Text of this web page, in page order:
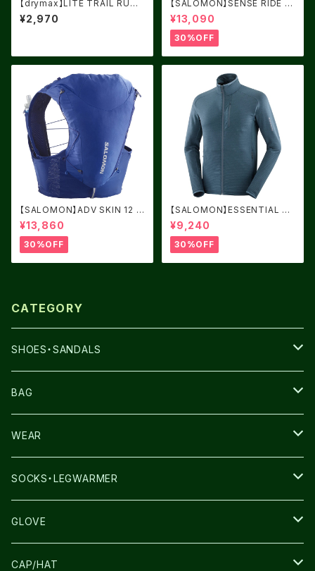
【drymax】LITE TRAIL RUNN
ING 1/4CREW Black/Foliag
e Green/Orange speed go
¥2,970
【SALOMON】SENSE RIDE 5
Black / Bay / Cherry Tomat
o
¥13,090
30%OFF
【SALOMON】ADV SKIN 12 S
urf The Web
¥13,860
30%OFF
【SALOMON】ESSENTIAL LI
GHT WARM Midnight Navy
¥9,240
30%OFF
CATEGORY
SHOES・SANDALS
NNORMAL
TERREX
THE NORTH FACE
SALOMON
LA SPORTIVA
BAG
THE NORTH FACE
SALOMON
ULTIMATE DIRECTION
NNormal
WEAR
SALOMON
LA SPORTIVA
RUN AMOK
SOCKS・LEGWARMER
DRYMAX
ULTIMATE DIRECTIN
GLOVE
SALOMON
CAP/HAT